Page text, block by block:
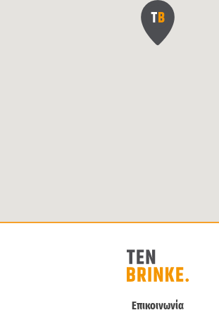
Επικοινωνία